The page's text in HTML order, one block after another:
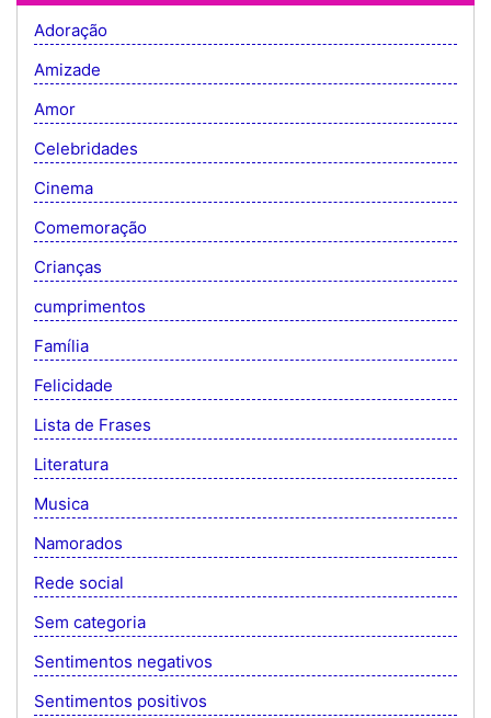
Adoração
Amizade
Amor
Celebridades
Cinema
Comemoração
Crianças
cumprimentos
Família
Felicidade
Lista de Frases
Literatura
Musica
Namorados
Rede social
Sem categoria
Sentimentos negativos
Sentimentos positivos